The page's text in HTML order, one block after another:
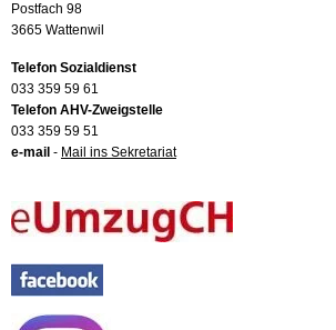
Postfach 98
3665 Wattenwil
Telefon Sozialdienst
033 359 59 61
Telefon AHV-Zweigstelle
033 359 59 51
e-mail - Mail ins Sekretariat